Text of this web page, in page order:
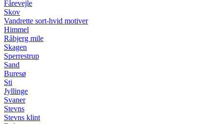
Fårevejle
Skov
Vandrette sort-hvid motiver
Himmel
Råbjerg mile
Skagen
Sperrestrup
Sand
Buresø
Sti
Jyllinge
Svaner
Stevns
Stevns klint